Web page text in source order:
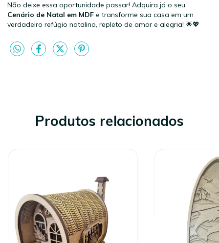
Não deixe essa oportunidade passar! Adquira já o seu
Cenário de Natal em MDF e transforme sua casa em um
verdadeiro refúgio natalino, repleto de amor e alegria! 🌟💖
Produtos relacionados